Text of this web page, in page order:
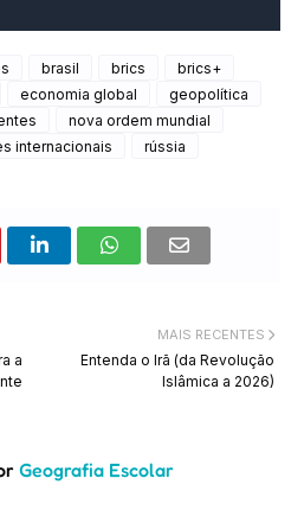
brasil brics
brics+
economia global
geopolítica
nova ordem mundial
internacionais
rússia
MAIS RECENTES
Entenda o Irã (da Revolução
Islâmica a 2026)
a
Geografia Escolar